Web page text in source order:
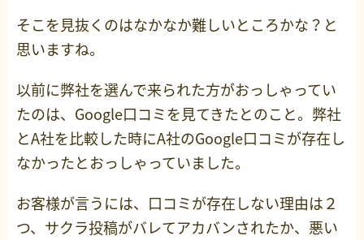
そこを見抜くのはなかなか難しいところかな？と
思いますね。
以前に弊社を選んで来られた方がおっしゃってい
たのは、Google口コミを見てきたとのこと。弊社
とA社を比較した時にA社のGoogle口コミが存在し
なかったとおっしゃっていました。
お客様が言うには、口コミが存在しない理由は２
つ、サクラ投稿がバレてアカバンされたか、悪い